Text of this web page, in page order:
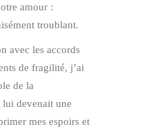
amour :
troublant.
avec les accords
de fragilité, j’ai
de la
devenait une
mes espoirs et